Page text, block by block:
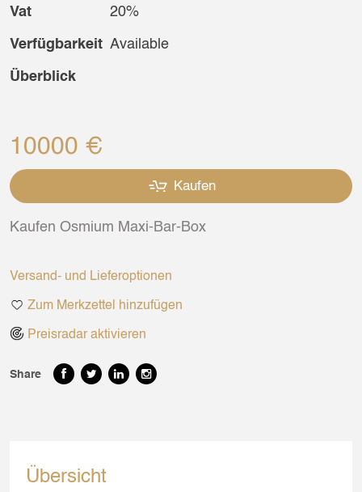
Vat 20%
Verfügbarkeit Available
Überblick
10000 €
Kaufen
Kaufen Osmium Maxi-Bar-Box
Versand- und Lieferoptionen
Zum Merkzettel hinzufügen
Preisradar aktivieren
Share
Übersicht